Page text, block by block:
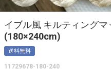
イブル風 キルティング
(180×240cm)
送料無料
11729678-180-240